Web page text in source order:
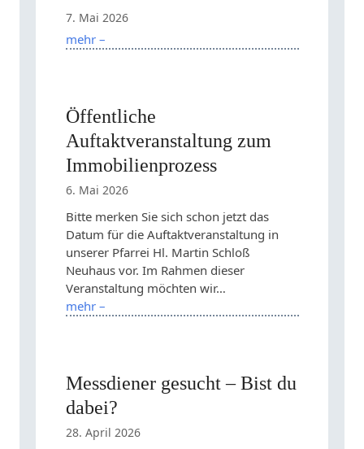
7. Mai 2026
mehr –
Öffentliche
Auftaktveranstaltung zum
Immobilienprozess
6. Mai 2026
Bitte merken Sie sich schon jetzt das
Datum für die Auftaktveranstaltung in
unserer Pfarrei Hl. Martin Schloß
Neuhaus vor. Im Rahmen dieser
Veranstaltung möchten wir…
mehr –
Messdiener gesucht – Bist du
dabei?
28. April 2026